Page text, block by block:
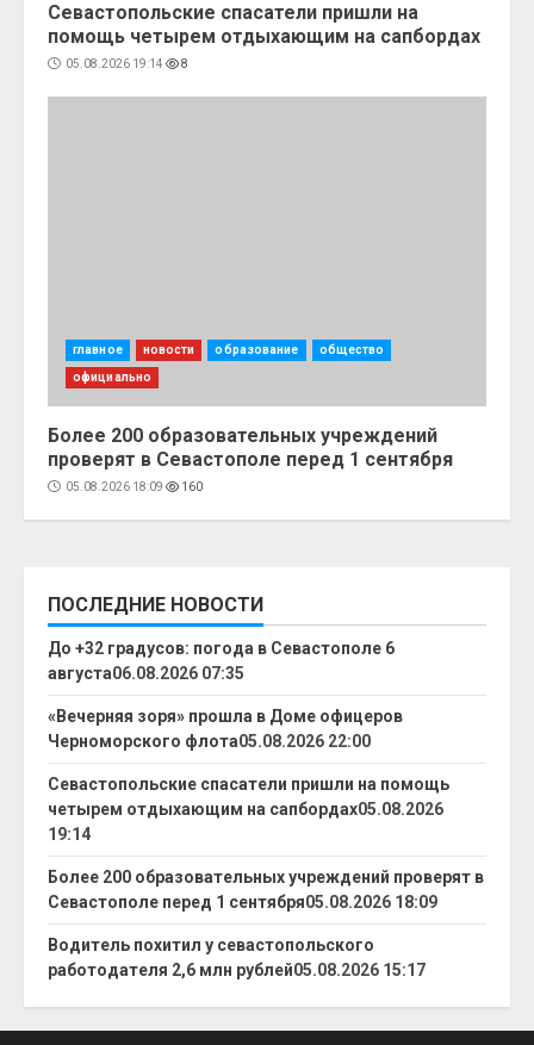
Севастопольские спасатели пришли на
помощь четырем отдыхающим на сапбордах
05.08.2026 19:14 8
главное новости образование общество
официально
Более 200 образовательных учреждений
проверят в Севастополе перед 1 сентября
05.08.2026 18:09 160
ПОСЛЕДНИЕ НОВОСТИ
До +32 градусов: погода в Севастополе 6
августа06.08.2026 07:35
«Вечерняя зоря» прошла в Доме офицеров
Черноморского флота05.08.2026 22:00
Севастопольские спасатели пришли на помощь
четырем отдыхающим на сапбордах05.08.2026
19:14
Более 200 образовательных учреждений проверят в
Севастополе перед 1 сентября05.08.2026 18:09
Водитель похитил у севастопольского
работодателя 2,6 млн рублей05.08.2026 15:17